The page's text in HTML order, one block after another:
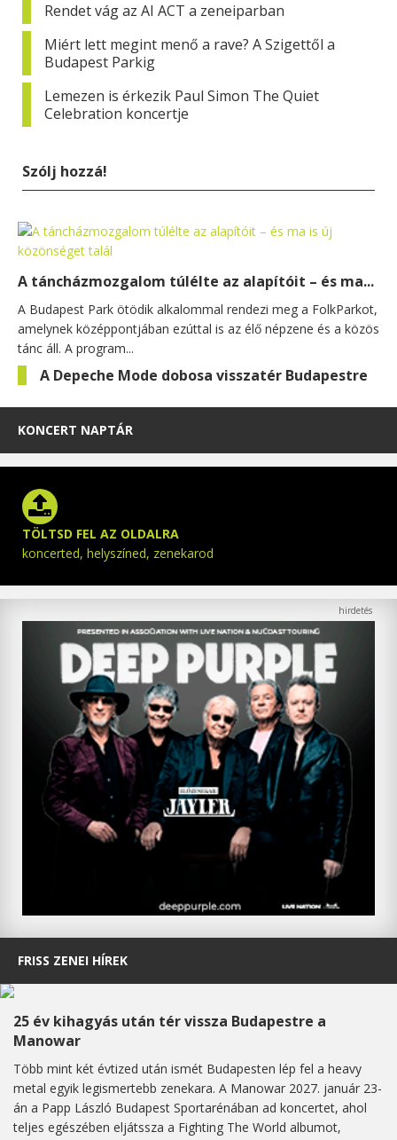
Rendet vág az AI ACT a zeneiparban
Miért lett megint menő a rave? A Szigettől a
Budapest Parkig
Lemezen is érkezik Paul Simon The Quiet
Celebration koncertje
Szólj hozzá!
A táncházmozgalom túlélte az alapítóit – és ma...
A Budapest Park ötödik alkalommal rendezi meg a FolkParkot,
amelynek középpontjában ezúttal is az élő népzene és a közös
tánc áll. A program...
A Depeche Mode dobosa visszatér Budapestre
KONCERT NAPTÁR
TÖLTSD FEL AZ OLDALRA
koncerted, helyszíned, zenekarod
FRISS ZENEI HÍREK
25 év kihagyás után tér vissza Budapestre a
Manowar
Több mint két évtized után ismét Budapesten lép fel a heavy
metal egyik legismertebb zenekara. A Manowar 2027. január 23-
án a Papp László Budapest Sportarénában ad koncertet, ahol
teljes egészében eljátssza a Fighting The World albumot,